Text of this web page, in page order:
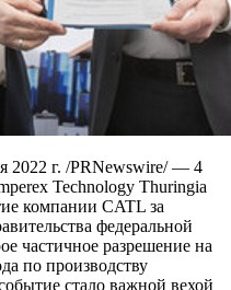
г. /PRNewswire/ — 4
Technology Thuringia
компании CATL за
федеральной
частичное разрешение на
по производству
стало важной вехой